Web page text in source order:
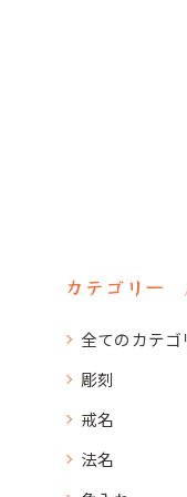
カテゴリー
全てのカテゴ
彫刻
戒名
法名